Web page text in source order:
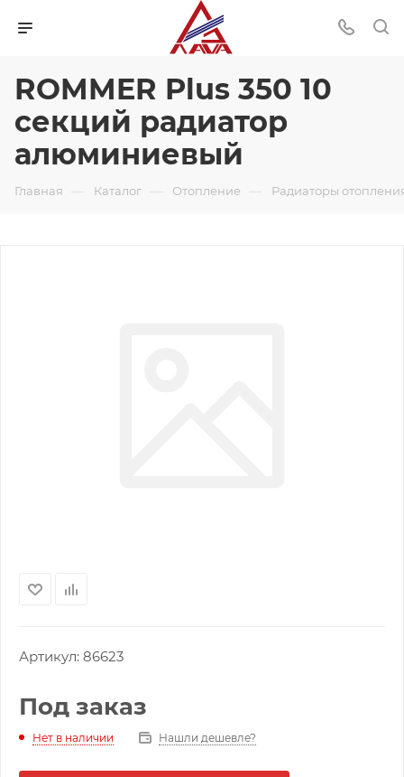
ROMMER Plus 350 10
секций радиатор
алюминиевый
Главная — Каталог — Отопление — Радиаторы
Артикул: 86623
Под заказ
Нет в наличии Нашли дешевле?